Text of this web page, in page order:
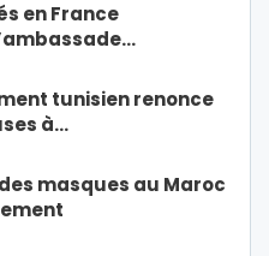
en France
tunisien renonce
à…
masques au Maroc